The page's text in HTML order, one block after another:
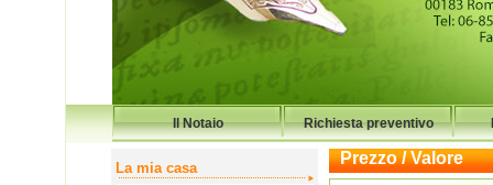
Il Notaio Richiesta preventivo
La mia casa
Prezzo / Valore